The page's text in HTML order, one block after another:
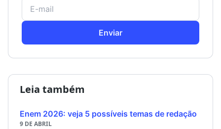
Enviar
Leia também
Enem 2026: veja 5 possíveis temas de redação
9 DE ABRIL